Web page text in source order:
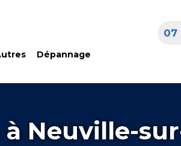
Dépannage
07
Neuville-